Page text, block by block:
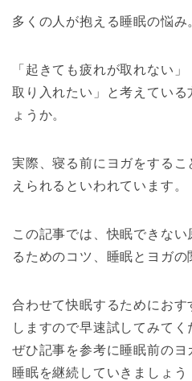
多くの人が抱える睡眠の悩み
「起きても疲れが取れない
取り入れたい」と考えている
ょうか。
実際、寝る前にヨガをする
えられるといわれています。
この記事では、快眠できな
るためのコツ、睡眠とヨガの
合わせて快眠するためにお
しますので早速試してみてく
ぜひ記事を参考に睡眠前の
睡眠を継続していきましょう